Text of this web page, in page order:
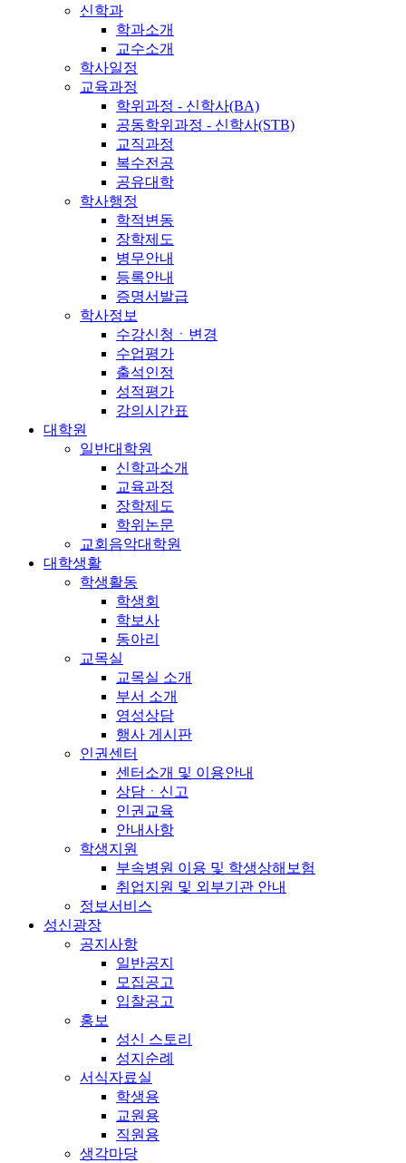
신학과
학과소개
교수소개
학사일정
교육과정
학위과정 - 신학사(BA)
공동학위과정 - 신학사(STB)
교직과정
복수전공
공유대학
학사행정
학적변동
장학제도
병무안내
등록안내
증명서발급
학사정보
수강신청ㆍ변경
수업평가
출석인정
성적평가
강의시간표
대학원
일반대학원
신학과소개
교육과정
장학제도
학위논문
교회음악대학원
대학생활
학생활동
학생회
학보사
동아리
교목실
교목실 소개
부서 소개
영성상담
행사 게시판
인권센터
센터소개 및 이용안내
상담ㆍ신고
인권교육
안내사항
학생지원
부속병원 이용 및 학생상해보험
취업지원 및 외부기관 안내
정보서비스
성신광장
공지사항
일반공지
모집공고
입찰공고
홍보
성신 스토리
성지순례
서식자료실
학생용
교원용
직원용
생각마당